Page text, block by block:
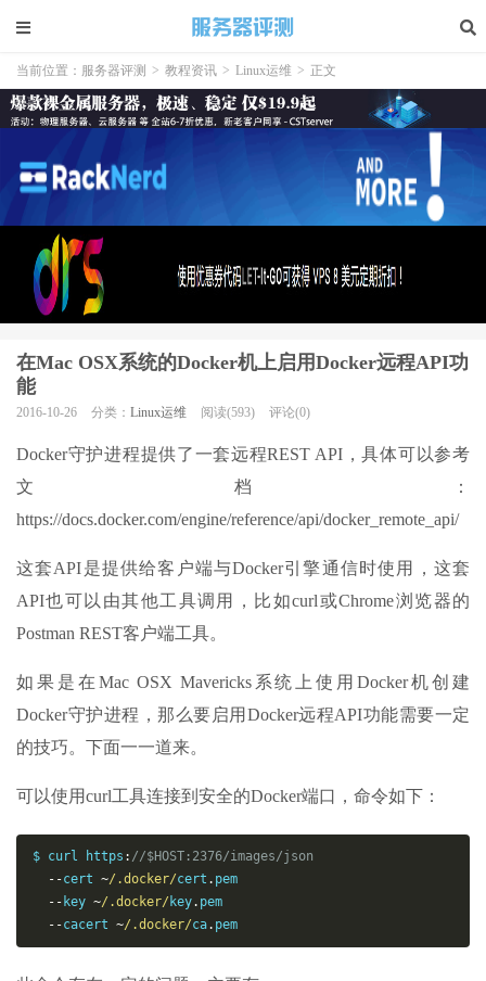
当前位置： 服务器评测 > 教程资讯 > Linux运维 > 正文
在Mac OSX系统的Docker机上启用Docker远程API功
能
2016-10-26 分类： Linux运维 阅读(593) 评论(0)
Docker守护进程提供了一套远程REST API，具体可以参考
文档：
https://docs.docker.com/engine/reference/api/docker_remote_api/
这套API是提供给客户端与Docker引擎通信时使用，这套
API也可以由其他工具调用，比如curl或Chrome浏览器的
Postman REST客户端工具。
如果是在Mac OSX Mavericks系统上使用Docker机创建
Docker守护进程，那么要启用Docker远程API功能需要一定
的技巧。下面一一道来。
可以使用curl工具连接到安全的Docker端口，命令如下：
$ curl https : //$HOST:2376/images/json
--cert ~/.docker/cert . pem
-- key ~/.docker/ key. pem
--cacert ~/.docker/ca. pem